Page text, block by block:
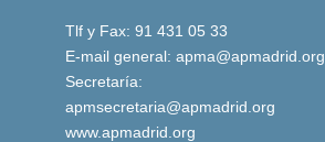
Tlf y Fax: 91 431 05 33
E-mail general: apma@apmadrid.org
Secretaría:
apmsecretaria@apmadrid.org
www.apmadrid.org